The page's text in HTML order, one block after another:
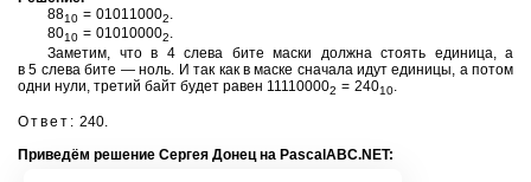
8810 = 010110002.
8010 = 010100002.
За­ме­тим, что в 4 слева бите маски долж­на сто­ять еди­ни­ца, а
в 5 слева бите — ноль. И так как в маске сна­ча­ла идут еди­ни­цы, а потом
одни нули, тре­тий байт будет равен 111100002 = 24010
Ответ: 240.
При­ведём ре­ше­ние Сер­гея Донец на PascalABC.NET: